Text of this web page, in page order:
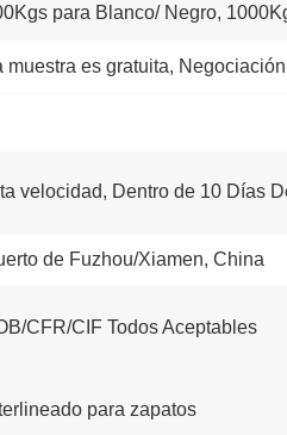
para Blanco/ Negro,
muestra es gratuita,
velocidad, Dentro de 10 Días
de Fuzhou/Xiamen, China
CFR/CIF Todos Aceptables
para zapatos